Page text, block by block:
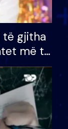
të gjitha
më të
Do më